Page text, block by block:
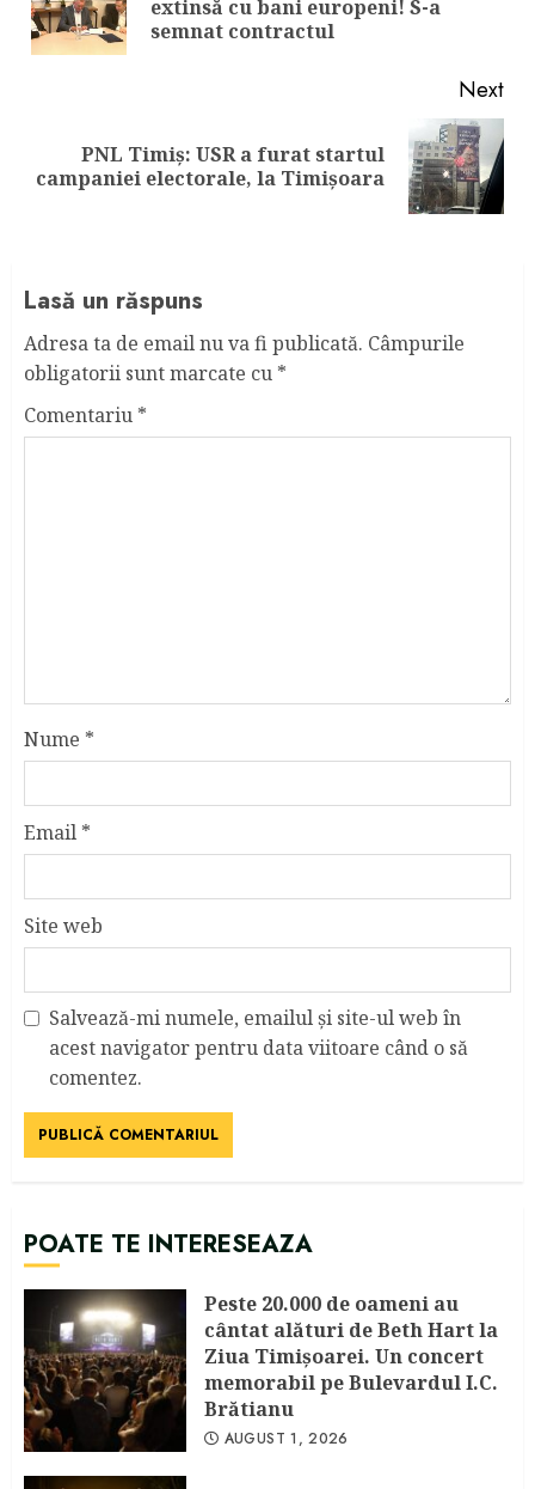
extinsă cu bani europeni! S-a
semnat contractul
Next
post:
PNL Timiș: USR a furat startul
campaniei electorale, la Timișoara
Lasă un răspuns
Adresa ta de email nu va fi publicată. Câmpurile
obligatorii sunt marcate cu *
Comentariu *
Nume *
Email *
Site web
Salvează-mi numele, emailul și site-ul web în
acest navigator pentru data viitoare când o să
comentez.
POATE TE INTERESEAZA
Peste 20.000 de oameni au
cântat alături de Beth Hart la
Ziua Timișoarei. Un concert
memorabil pe Bulevardul I.C.
Brătianu
AUGUST 1, 2026